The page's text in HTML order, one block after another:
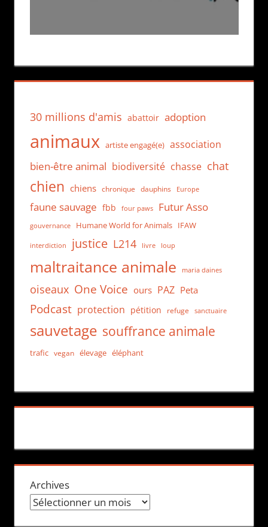
30 millions d'amis abattoir adoption
animaux artiste engagé(e) association
bien-être animal biodiversité chasse chat
chien chiens chronique dauphins Europe
faune sauvage fbb four paws Futur Asso
gouvernance Humane World for Animals IFAW
interdiction justice L214 livre loup
maltraitance animale maria daines
oiseaux One Voice ours PAZ Peta
Podcast protection pétition refuge sanctuaire
sauvetage souffrance animale
trafic vegan élevage éléphant
Archives